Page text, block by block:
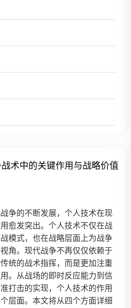
术中的关键作用与战略价值
争的不断发展，个人技术在现
愈发突出。个人技术不仅在战
模式，也在战略层面上为战争
角。现代战争不再仅仅依赖于
统的战术指挥，而是更加注重
。从战场的即时反应能力到信
打击的实现，个人技术的作用
层面。本文将从四个方面详细